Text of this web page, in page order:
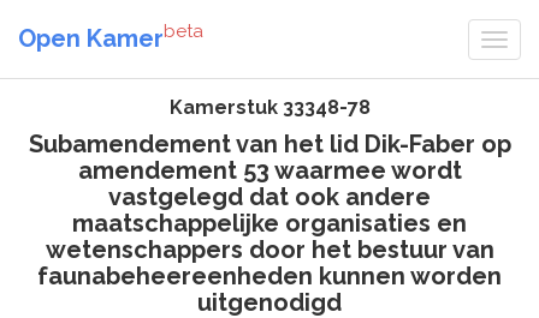
Open Kamerbeta
Kamerstuk 33348-78
Subamendement van het lid Dik-Faber op
amendement 53 waarmee wordt
vastgelegd dat ook andere
maatschappelijke organisaties en
wetenschappers door het bestuur van
faunabeheereenheden kunnen worden
uitgenodigd